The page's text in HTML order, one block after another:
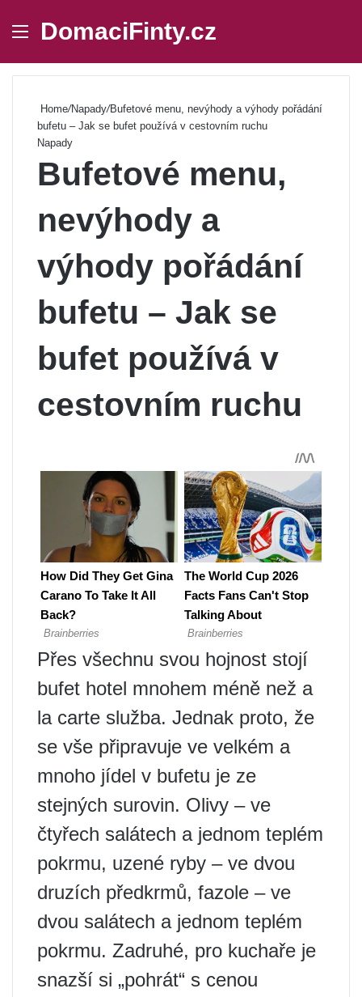
Menu
DomaciFinty.cz
Home/Napady/Bufetové menu, nevýhody a výhody pořádání
bufetu – Jak se bufet používá v cestovním ruchu
Napady
Bufetové menu,
nevýhody a
výhody pořádání
bufetu – Jak se
bufet používá v
cestovním ruchu
Přes všechnu svou hojnost stojí
bufet hotel mnohem méně než a
la carte služba. Jednak proto, že
se vše připravuje ve velkém a
mnoho jídel v bufetu je ze
stejných surovin. Olivy – ve
čtyřech salátech a jednom teplém
pokrmu, uzené ryby – ve dvou
druzích předkrmů, fazole – ve
dvou salátech a jednom teplém
pokrmu. Zadruhé, pro kuchaře je
snazší si „pohrát“ s cenou